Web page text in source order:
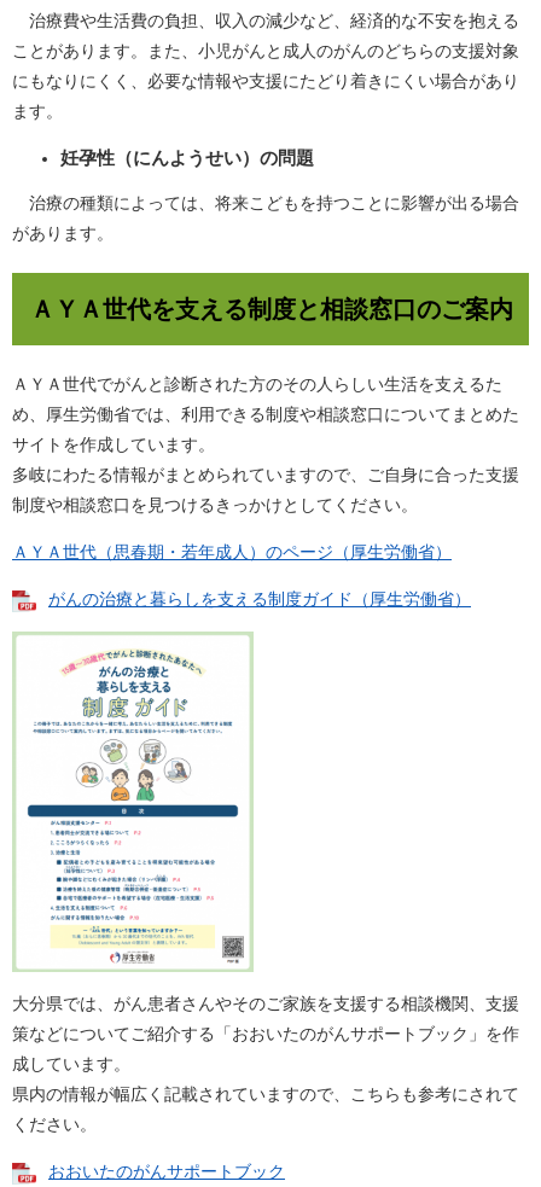
治療費や生活費の負担、収入の減少など、経済的な不安を抱える
ことがあります。また、小児がんと成人のがんのどちらの支援対象
にもなりにくく、必要な情報や支援にたどり着きにくい場合があり
ます。
妊孕性（にんようせい）の問題
治療の種類によっては、将来こどもを持つことに影響が出る場合
があります。
ＡＹＡ世代を支える制度と相談窓口のご案内
ＡＹＡ世代でがんと診断された方のその人らしい生活を支えるた
め、厚生労働省では、利用できる制度や相談窓口についてまとめた
サイトを作成しています。
多岐にわたる情報がまとめられていますので、ご自身に合った支援
制度や相談窓口を見つけるきっかけとしてください。
ＡＹＡ世代（思春期・若年成人）のページ（厚生労働省）
がんの治療と暮らしを支える制度ガイド（厚生労働省）
大分県では、がん患者さんやそのご家族を支援する相談機関、支援
策などについてご紹介する「おおいたのがんサポートブック」を作
成しています。
県内の情報が幅広く記載されていますので、こちらも参考にされて
ください。
おおいたのがんサポートブック